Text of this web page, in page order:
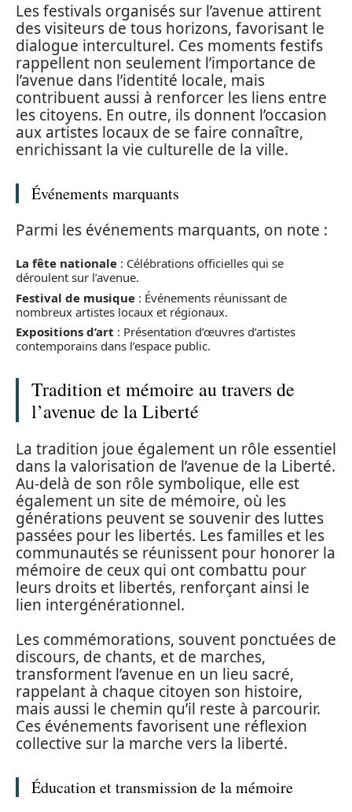
Les festivals organisés sur l’avenue attirent
des visiteurs de tous horizons, favorisant le
dialogue interculturel. Ces moments festifs
rappellent non seulement l’importance de
l’avenue dans l’identité locale, mais
contribuent aussi à renforcer les liens entre
les citoyens. En outre, ils donnent l’occasion
aux artistes locaux de se faire connaître,
enrichissant la vie culturelle de la ville.
Événements marquants
Parmi les événements marquants, on note :
La fête nationale : Célébrations officielles qui se
déroulent sur l’avenue.
Festival de musique : Événements réunissant de
nombreux artistes locaux et régionaux.
Expositions d’art : Présentation d’œuvres d’artistes
contemporains dans l’espace public.
Tradition et mémoire au travers de
l’avenue de la Liberté
La tradition joue également un rôle essentiel
dans la valorisation de l’avenue de la Liberté.
Au-delà de son rôle symbolique, elle est
également un site de mémoire, où les
générations peuvent se souvenir des luttes
passées pour les libertés. Les familles et les
communautés se réunissent pour honorer la
mémoire de ceux qui ont combattu pour
leurs droits et libertés, renforçant ainsi le
lien intergénérationnel.
Les commémorations, souvent ponctuées de
discours, de chants, et de marches,
transforment l’avenue en un lieu sacré,
rappelant à chaque citoyen son histoire,
mais aussi le chemin qu’il reste à parcourir.
Ces événements favorisent une réflexion
collective sur la marche vers la liberté.
Éducation et transmission de la mémoire